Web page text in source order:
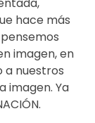
hace más
imagen, en
a nuestros
imagen. Ya